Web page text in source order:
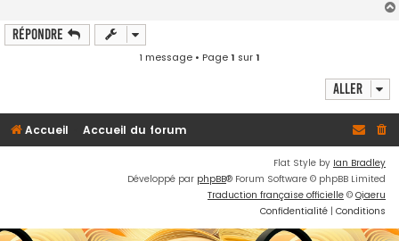
Répondre
1 message • Page1 sur1
Aller
Accueil Accueil du forum
Flat Style by Ian Bradley
Développé par phpBB® Forum Software © phpBB Limited
Traduction française officielle © Qiaeru
Confidentialité | Conditions